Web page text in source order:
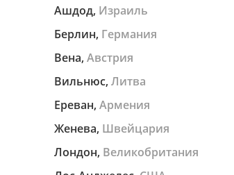
Ашдод, Израиль
Берлин, Германия
Вена, Австрия
Вильнюс, Литва
Ереван, Армения
Женева, Швейцария
Лондон, Великобритания